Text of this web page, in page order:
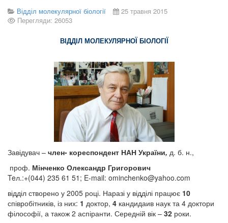
Відділ молекулярної біології
25 травня 2015
Перегляди: 26053
ВІДДІЛ МОЛЕКУЛЯРНОЇ БІОЛОГІЇ
Завідувач – член- кореспондент НАН України, д. б. н.,
проф. Мінченко Олександр Григорович
Teл.:+(044) 235 61 51; E-mail: ominchenko@yahoo.com
відділ створено у 2005 році. Наразі у відділі працює 10
співробітників, із них: 1 доктор, 4 кандидаив наук та 4 доктори
філософії, а також 2 аспіранти. Середній вік – 32 роки.